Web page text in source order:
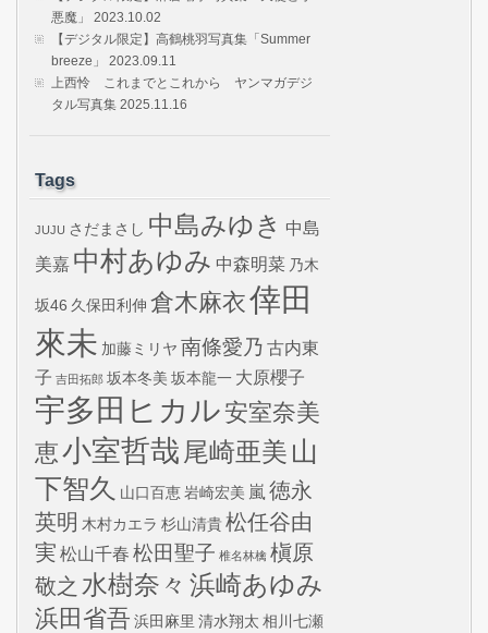
悪魔」 2023.10.02
【デジタル限定】高鶴桃羽写真集「Summer
breeze」 2023.09.11
上西怜 これまでとこれから ヤンマガデジ
タル写真集 2025.11.16
Tags
JUJU さだまさし 中島みゆき 中島
美嘉 中村あゆみ 中森明菜 乃木
坂46 久保田利伸 倉木麻衣倖田
來未 加藤ミリヤ 南條愛乃 古内東
子 吉田拓郎 坂本冬美 坂本龍一 大原櫻子
宇多田ヒカル安室奈美
恵小室哲哉 尾崎亜美 山
下智久 山口百恵岩崎宏美 嵐 徳永
英明 木村カエラ 杉山清貴松任谷由
実 松山千春 松田聖子 椎名林檎 槇原
敬之 水樹奈々 浜崎あゆみ
浜田省吾 浜田麻里 清水翔太 相川七瀬